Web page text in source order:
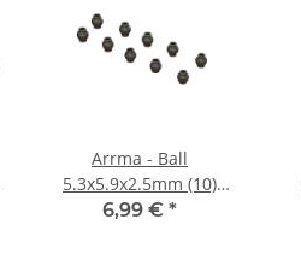
Arrma - Ball
5.3x5.9x2.5mm (10)
(ARA330803)
6,99 € *